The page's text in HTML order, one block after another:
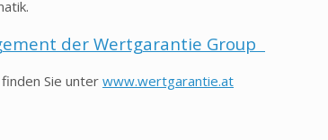
der Wertgarantie Group
Sie unter www.wertgarantie.at